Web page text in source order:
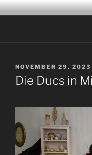
Zum
InhaltLES DUCS
VERÖFFENTLICHT
AM
NOVEMBER 29, 2023
Die Ducs in